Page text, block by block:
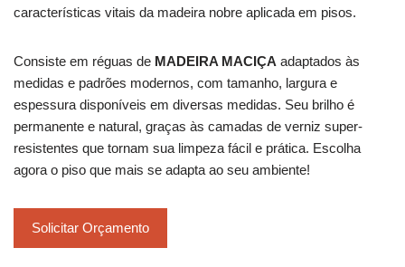
características vitais da madeira nobre aplicada em pisos.
Consiste em réguas de MADEIRA MACIÇA adaptados às
medidas e padrões modernos, com tamanho, largura e
espessura disponíveis em diversas medidas. Seu brilho é
permanente e natural, graças às camadas de verniz super-
resistentes que tornam sua limpeza fácil e prática. Escolha
agora o piso que mais se adapta ao seu ambiente!
Solicitar Orçamento